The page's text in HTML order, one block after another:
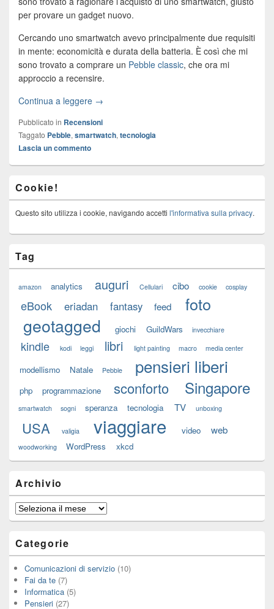
per provare un gadget nuovo.
Cercando uno smartwatch avevo principalmente due requisiti
in mente: economicità e durata della batteria. È così che mi
sono trovato a comprare un Pebble classic, che ora mi
approccio a recensire.
Continua a leggere →
Pubblicato in Recensioni
Taggato Pebble, smartwatch, tecnologia
Lascia un commento
Cookie!
Questo sito utilizza i cookie, navigando accetti l'informativa sulla privacy.
Tag
amazon analytics auguri Cellulari cibo cookie cosplay
eBook eriadan fantasy feed foto
geotagged giochi GuildWars invecchiare
kindle kodi leggi libri light painting macro media center
modellismo Natale Pebble pensieri liberi
php programmazione sconforto Singapore
smartwatch sogni speranza tecnologia TV unboxing
USA valigia viaggiare video web
woodworking WordPress xkcd
Archivio
Archivio
Categorie
Comunicazioni di servizio (10)
Fai da te (7)
Informatica (5)
Pensieri (27)